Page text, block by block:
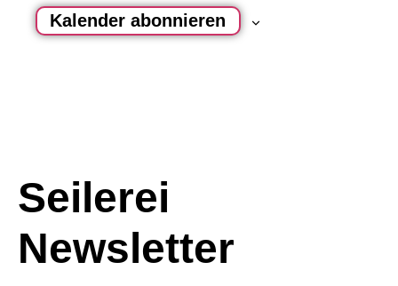
Kalender abonnieren
Seilerei
Newsletter